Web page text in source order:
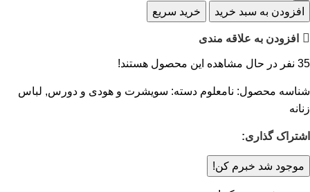
افزودن به سبد خرید خرید سریع
افزودن به علاقه مندی
35 نفر در حال مشاهده این محصول هستند!
شناسه محصول: نامعلوم دسته: سویشرت و هودی و دورس, لباس
زنانه
اشتراک گذاری:
موجود شد خبرم کن!